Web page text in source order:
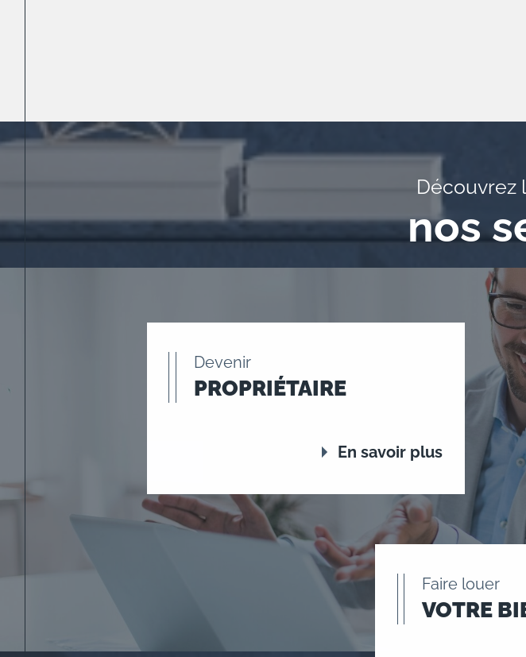
nos
Devenir
PROPRIÉTAIRE
En savoir plus
Faire louer
VOTRE